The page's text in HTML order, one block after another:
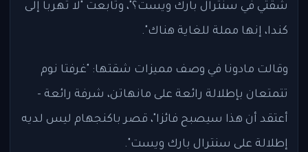
شقتي في سنترال بارك ويست؟"، وتابعت "لا تهربا إلى
كندا، إنها مملة للغاية هناك".
وقالت مادونا في وصف مميزات شقتها: "غرفتا نوم
تتمتعان بإطلالة رائعة على مانهاتن، شرفة رائعة -
أعتقد أن هذا سيصبح فائزا"، قصر باكنجهام ليس لديه
إطلالة على سنترال بارك ويست".